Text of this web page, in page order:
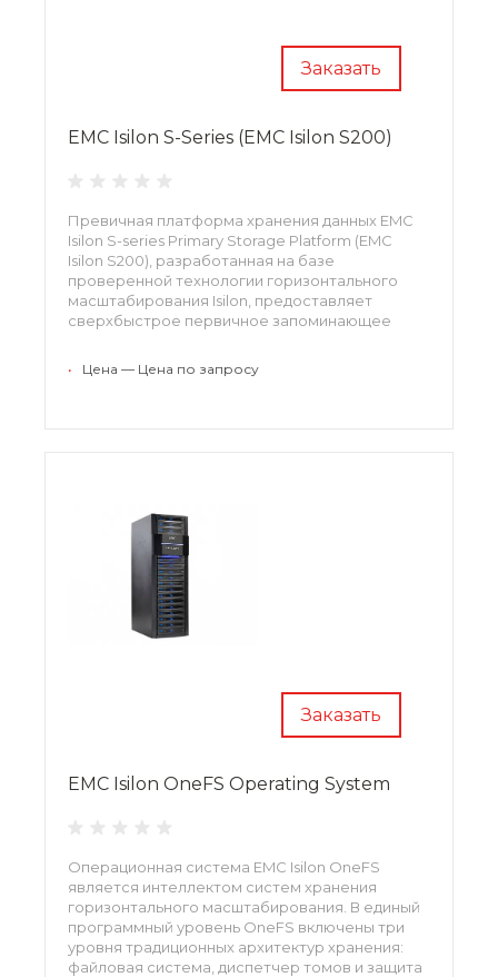
Заказать
EMC Isilon S-Series (EMC Isilon S200)
Превичная платформа хранения данных EMC
Isilon S-series Primary Storage Platform (EMC
Isilon S200), разработанная на базе
проверенной технологии горизонтального
масштабирования Isilon, предоставляет
сверхбыстрое первичное запоминающее
файлов с произвольным доступом.
• Цена — Цена по запросу
Заказать
EMC Isilon OneFS Operating System
Операционная система EMC Isilon OneFS
является интеллектом систем хранения
горизонтального масштабирования. В единый
программный уровень OneFS включены три
уровня традиционных архитектур хранения:
файловая система, диспетчер томов и защита